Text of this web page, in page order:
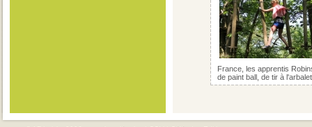
France, les apprentis
de paint ball, de tir à